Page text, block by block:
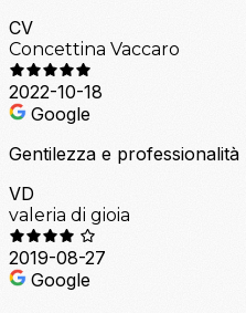
CV
Concettina Vaccaro
2022-10-18
Google
Gentilezza e professionalità
VD
valeria di gioia
2019-08-27
Google